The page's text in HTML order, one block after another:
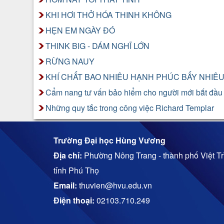
KHI HƠI THỞ HÓA THINH KHÔNG
HẸN EM NGÀY ĐÓ
THINK BIG - DÁM NGHĨ LỚN
RỪNG NAUY
KHÍ CHẤT BAO NHIÊU HẠNH PHÚC BẤY
Cẩm nang tư vấn bảo hiểm cho người mới bắt đầu
Những quy tắc trong công việc Richard Templar
Trường Đại học Hùng Vương
Địa chỉ: Phường Nông Trang - thành phố Việt
tỉnh Phú Thọ
Email: thuvien@hvu.edu.vn
Điện thoại: 02103.710.249